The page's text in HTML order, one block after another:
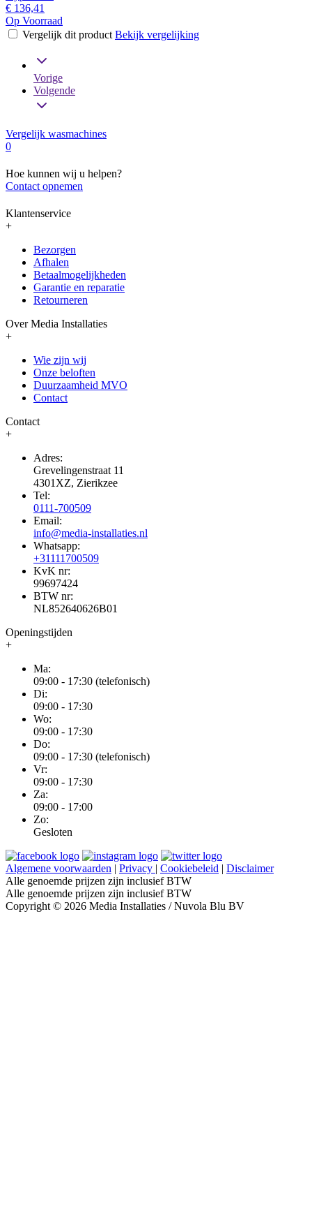
€ 136,41
Op Voorraad
Vergelijk dit product Bekijk vergelijking
Vorige
Volgende
Vergelijk wasmachines
0
Hoe kunnen wij u helpen?
Contact opnemen
Klantenservice
+
Bezorgen
Afhalen
Betaalmogelijkheden
Garantie en reparatie
Retourneren
Over Media Installaties
+
Wie zijn wij
Onze beloften
Duurzaamheid MVO
Contact
Contact
+
Adres:
Grevelingenstraat 11
4301XZ, Zierikzee
Tel:
0111-700509
Email:
info@media-installaties.nl
Whatsapp:
+31111700509
KvK nr:
99697424
BTW nr:
NL852640626B01
Openingstijden
+
Ma:
09:00 - 17:30 (telefonisch)
Di:
09:00 - 17:30
Wo:
09:00 - 17:30
Do:
09:00 - 17:30 (telefonisch)
Vr:
09:00 - 17:30
Za:
09:00 - 17:00
Zo:
Gesloten
Algemene voorwaarden | Privacy | Cookiebeleid | Disclaimer
Alle genoemde prijzen zijn inclusief BTW
Alle genoemde prijzen zijn inclusief BTW
Copyright © 2026 Media Installaties / Nuvola Blu BV